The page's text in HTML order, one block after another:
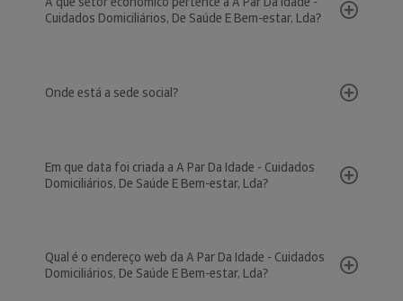
Cuidados Domiciliários, De Saúde E Bem-estar, Lda?
Onde está a sede social?
Em que data foi criada a A Par Da Idade - Cuidados
Domiciliários, De Saúde E Bem-estar, Lda?
Qual é o endereço web da A Par Da Idade - Cuidados
Domiciliários, De Saúde E Bem-estar, Lda?